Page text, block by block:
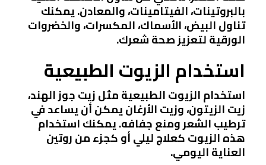
بالبروتينات، الفيتامينات، والمعادن. يمكنك
تناول البيض، الأسماك، المكسرات، والخضروات
الورقية لتعزيز صحة شعرك.
استخدام الزيوت الطبيعية
استخدام الزيوت الطبيعية مثل زيت جوز الهند،
زيت الزيتون، وزيت الأرغان يمكن أن يساعد في
ترطيب الشعر ومنع جفافه. يمكنك استخدام
هذه الزيوت كعلاج ليلي أو كجزء من روتين
العناية اليومي.